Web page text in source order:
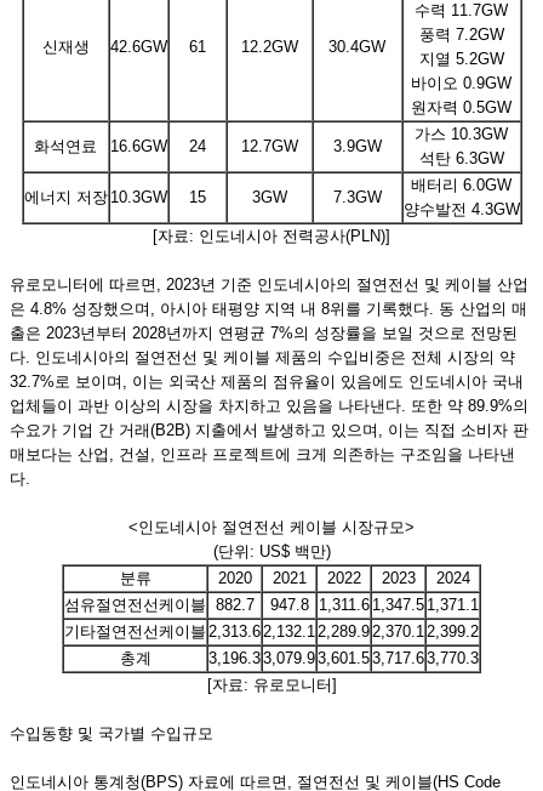
신재생 42.6GW 61 12.2GW 30.4GW
수력 11.7GW
풍력 7.2GW
지열 5.2GW
바이오 0.9GW
원자력 0.5GW
화석연료 16.6GW 24 12.7GW 3.9GW
가스 10.3GW
석탄 6.3GW
에너지 저장 10.3GW 15 3GW 7.3GW
배터리 6.0GW
양수발전 4.3GW
[자료: 인도네시아 전력공사(PLN)]
유로모니터에 따르면, 2023년 기준 인도네시아의 절연전선 및 케이블 산업
은 4.8% 성장했으며, 아시아 태평양 지역 내 8위를 기록했다. 동 산업의 매
출은 2023년부터 2028년까지 연평균 7%의 성장률을 보일 것으로 전망된
다. 인도네시아의 절연전선 및 케이블 제품의 수입비중은 전체 시장의 약
32.7%로 보이며, 이는 외국산 제품의 점유율이 있음에도 인도네시아 국내
업체들이 과반 이상의 시장을 차지하고 있음을 나타낸다. 또한 약 89.9%의
수요가 기업 간 거래(B2B) 지출에서 발생하고 있으며, 이는 직접 소비자 판
매보다는 산업, 건설, 인프라 프로젝트에 크게 의존하는 구조임을 나타낸
다.
<인도네시아 절연전선 케이블 시장규모>
(단위: US$ 백만)
분류
2020 2021 2022 2023
2024
섬유절연전선케이블 882.7 947.8 1,311.6 1,347.5 1,371.1
기타절연전선케이블 2,313.62,132.12,289.92,370.12,399.2
총계
3,196.33,079.93,601.53,717.63,770.3
[자료: 유로모니터]
수입동향 및 국가별 수입규모
인도네시아 통계청(BPS) 자료에 따르면, 절연전선 및 케이블(HS Code